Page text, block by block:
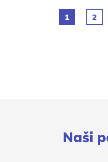
1 2
Naši